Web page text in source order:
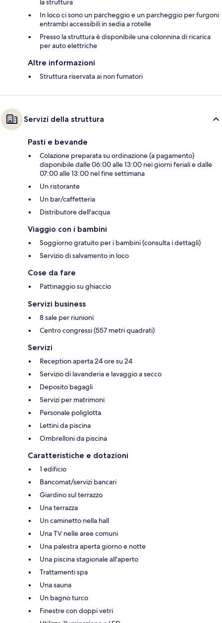
la struttura
In loco ci sono un parcheggio e un parcheggio per furgoni
entrambi accessibili in sedia a rotelle
Presso la struttura è disponibile una colonnina di ricarica
per auto elettriche
Altre informazioni
Struttura riservata ai non fumatori
Servizi della struttura
Pasti e bevande
Colazione preparata su ordinazione (a pagamento)
disponibile dalle 06:00 alle 13:00 nei giorni feriali e dalle
07:00 alle 13:00 nel fine settimana
Un ristorante
Un bar/caffetteria
Distributore dell'acqua
Viaggio con i bambini
Soggiorno gratuito per i bambini (consulta i dettagli)
Servizio di salvamento in loco
Cose da fare
Pattinaggio su ghiaccio
Servizi business
8 sale per riunioni
Centro congressi (557 metri quadrati)
Servizi
Reception aperta 24 ore su 24
Servizio di lavanderia e lavaggio a secco
Deposito bagagli
Servizi per matrimoni
Personale poliglotta
Lettini da piscina
Ombrelloni da piscina
Caratteristiche e dotazioni
1 edificio
Bancomat/servizi bancari
Giardino sul terrazzo
Una terrazza
Un caminetto nella hall
Una TV nelle aree comuni
Una palestra aperta giorno e notte
Una piscina stagionale all'aperto
Trattamenti spa
Una sauna
Un bagno turco
Finestre con doppi vetri